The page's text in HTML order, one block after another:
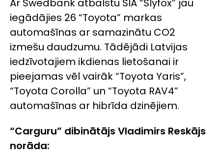
Ar Swedbank atbalstu SIA “Slyfox” jau
iegādājies 26 “Toyota” markas
automašīnas ar samazinātu CO2
izmešu daudzumu. Tādējādi Latvijas
iedzīvotajiem ikdienas lietošanai ir
pieejamas vēl vairāk “Toyota Yaris”,
“Toyota Corolla” un “Toyota RAV4”
automašīnas ar hibrīda dzinējiem.
“Carguru” dibinātājs Vladimirs Reskājs
norāda: